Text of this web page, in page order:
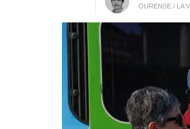
OURENSE / LA